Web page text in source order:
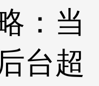
：当
台超